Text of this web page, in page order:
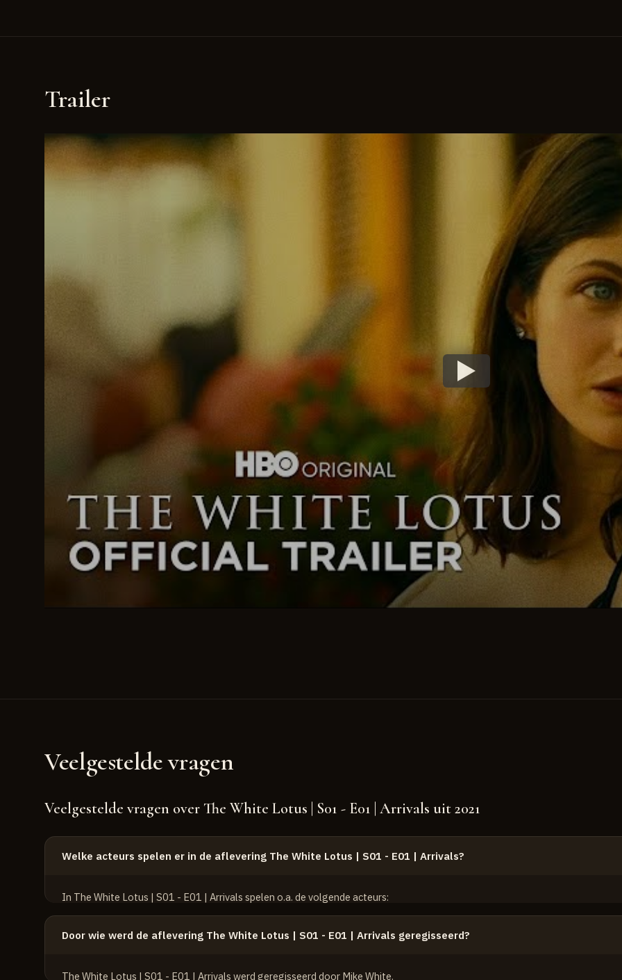
Trailer
Veelgestelde vragen
Veelgestelde vragen over The White Lotus | S01 - E01 | Arrivals uit 2021
Welke acteurs spelen er in de aflevering The White Lotus | S01 - E01 | Arrivals?
In The White Lotus | S01 - E01 | Arrivals spelen o.a. de volgende acteurs:
Jennifer Coolidge
Door wie werd de aflevering The White Lotus | S01 - E01 | Arrivals geregisseerd?
The White Lotus | S01 - E01 | Arrivals werd geregisseerd door Mike White.